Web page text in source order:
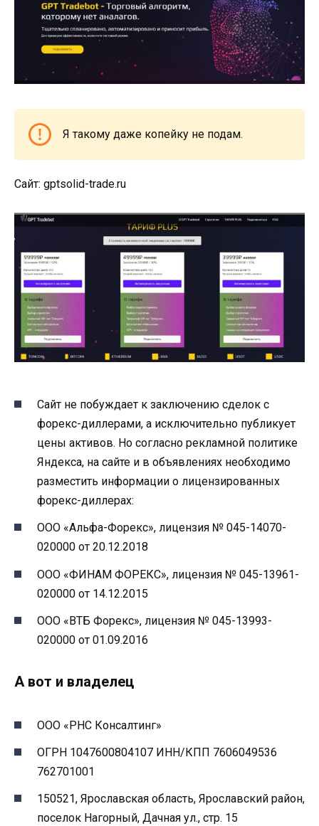
Я такому даже копейку не подам.
Сайт: gptsolid-trade.ru
Сайт не побуждает к заключению сделок с
форекс-диллерами, а исключительно публикует
цены активов. Но согласно рекламной политике
Яндекса, на сайте и в объявлениях необходимо
разместить информации о лицензированных
форекс-диллерах:
ООО «Альфа-Форекс», лицензия № 045-14070-
020000 от 20.12.2018
ООО «ФИНАМ ФОРЕКС», лицензия № 045-13961-
020000 от 14.12.2015
ООО «ВТБ Форекс», лицензия № 045-13993-
020000 от 01.09.2016
А вот и владелец
ООО «РНС Консалтинг»
ОГРН 1047600804107 ИНН/КПП 7606049536
762701001
150521, Ярославская область, Ярославский район,
поселок Нагорный, Дачная ул., стр. 15